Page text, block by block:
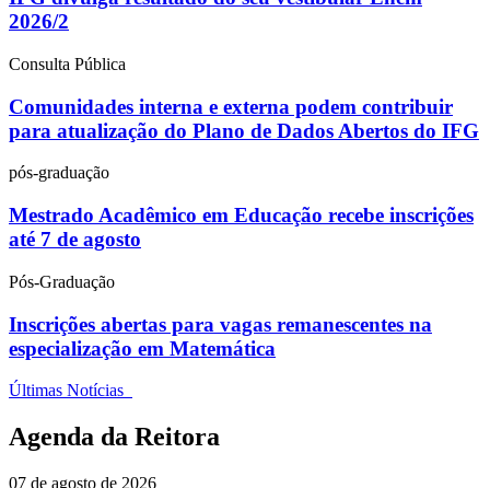
2026/2
Consulta Pública
Comunidades interna e externa podem contribuir
para atualização do Plano de Dados Abertos do IFG
pós-graduação
Mestrado Acadêmico em Educação recebe inscrições
até 7 de agosto
Pós-Graduação
Inscrições abertas para vagas remanescentes na
especialização em Matemática
Últimas Notícias
Agenda da Reitora
07 de agosto de 2026